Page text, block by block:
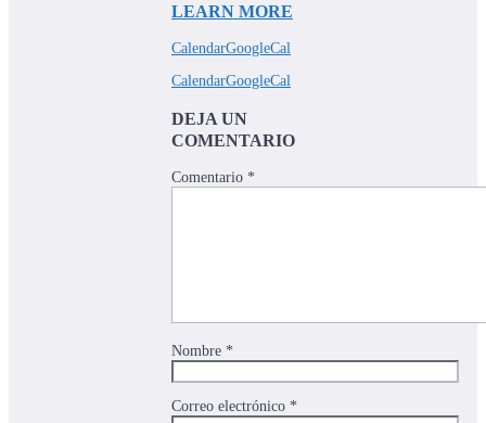
LEARN MORE
CalendarGoogleCal
CalendarGoogleCal
DEJA UN
COMENTARIO
Comentario *
Nombre *
Correo electrónico *